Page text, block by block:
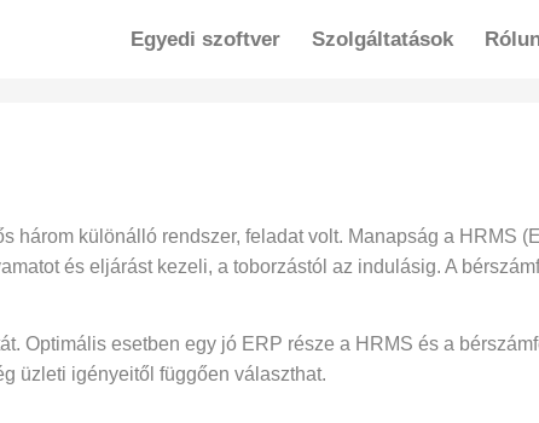
Egyedi szoftver Szolgáltatások
három különálló rendszer, feladat volt. Manapság a HRMS
és eljárást kezeli, a toborzástól az indulásig. A
Optimális esetben egy jó ERP része a HRMS és a
üzleti igényeitől függően választhat.